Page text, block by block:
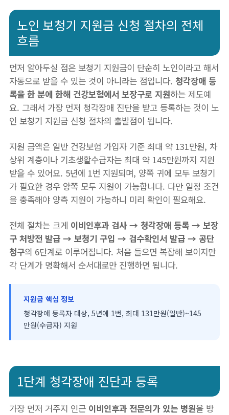
노인 보청기 지원금 신청 절차의 전체
흐름
먼저 알아두실 점은 보청기 지원금이 단순히 노인이라고 해서
자동으로 받을 수 있는 것이 아니라는 점입니다. 청각장애 등
록을 한 분에 한해 건강보험에서 보장구로 지원하는 제도예
요. 그래서 가장 먼저 청각장애 진단을 받고 등록하는 것이 노
인 보청기 지원금 신청 절차의 출발점이 됩니다.
지원 금액은 일반 건강보험 가입자 기준 최대 약 131만원, 차
상위 계층이나 기초생활수급자는 최대 약 145만원까지 지원
받을 수 있어요. 5년에 1번 지원되며, 양쪽 귀에 모두 보청기
가 필요한 경우 양쪽 모두 지원이 가능합니다. 다만 일정 조건
을 충족해야 양측 지원이 가능하니 미리 확인이 필요해요.
전체 절차는 크게 이비인후과 검사 → 청각장애 등록 → 보장
구 처방전 발급 → 보청기 구입 → 검수확인서 발급 → 공단
청구의 6단계로 이루어집니다. 처음 들으면 복잡해 보이지만
각 단계가 명확해서 순서대로만 진행하면 됩니다.
지원금 핵심 정보
청각장애 등록자 대상, 5년에 1번, 최대 131만원(일반)~145
만원(수급자) 지원
1단계 청각장애 진단과 등록
가장 먼저 거주지 인근 이비인후과 전문의가 있는 병원을 방